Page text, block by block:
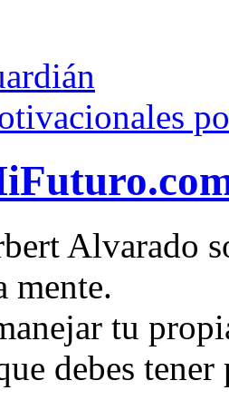
Alvarado
mente.
tu
debes